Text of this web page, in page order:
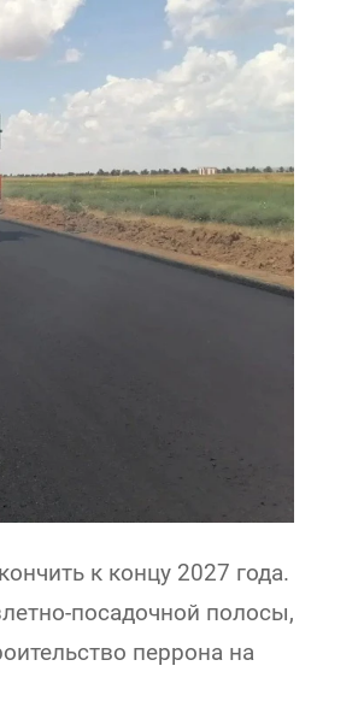
к концу 2027 года.
посадочной полосы,
перрона на